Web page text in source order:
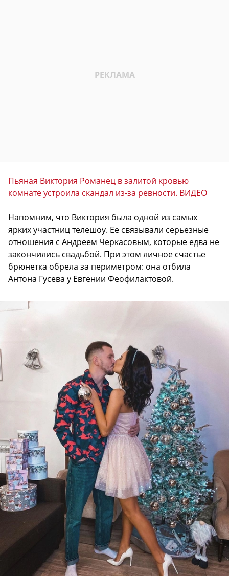
Пьяная Виктория Романец в залитой кровью
комнате устроила скандал из-за ревности. ВИДЕО
Напомним, что Виктория была одной из самых
ярких участниц телешоу. Ее связывали серьезные
отношения с Андреем Черкасовым, которые едва не
закончились свадьбой. При этом личное счастье
брюнетка обрела за периметром: она отбила
Антона Гусева у Евгении Феофилактовой.